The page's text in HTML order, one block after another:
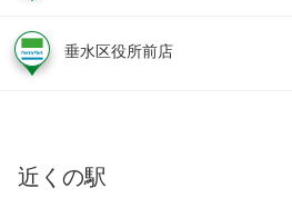
垂水区役所前店
近くの駅